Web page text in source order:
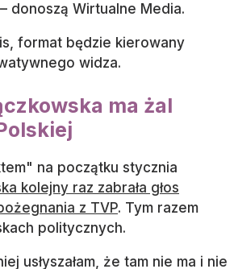
donoszą Wirtualne Media.
format będzie kierowany
widza.
ma żal
na początku stycznia
kolejny raz zabrała głos
z TVP. Tym razem
politycznych.
usłyszałam, że tam nie ma i nie